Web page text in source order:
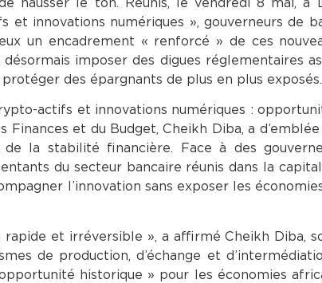
innovations numériques », gouverneurs de
un encadrement « renforcé » de ces
imposer des digues réglementaires
des épargnants de plus en plus exposés.
actifs et innovations numériques :
et du Budget, Cheikh Diba, a
la stabilité financière. Face à des
du secteur bancaire réunis dans la
l’innovation sans exposer les
et irréversible », a affirmé Cheikh Diba,
de production, d’échange et
historique » pour les économies